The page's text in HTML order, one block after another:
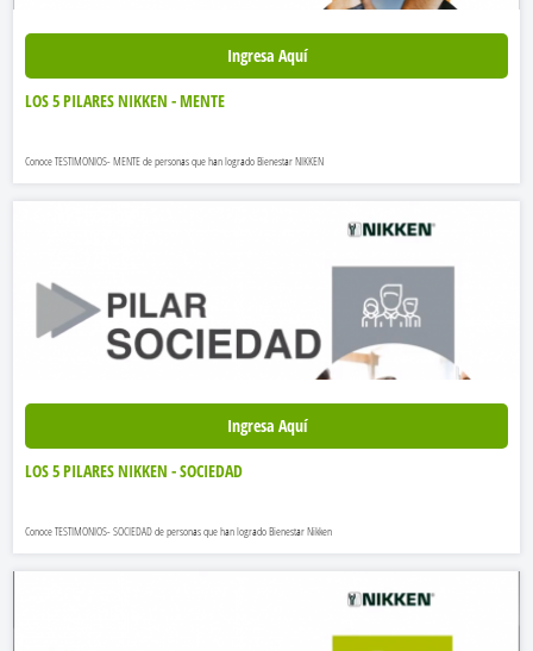
Ingresa Aquí
LOS 5 PILARES NIKKEN - MENTE
Conoce TESTIMONIOS- MENTE de personas que han logrado Bienestar NIKKEN
Ingresa Aquí
LOS 5 PILARES NIKKEN - SOCIEDAD
Conoce TESTIMONIOS- SOCIEDAD de personas que han logrado Bienestar Nikken